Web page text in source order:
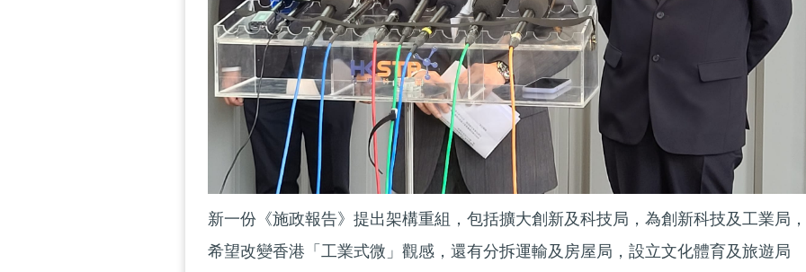
新一份《施政報告》提出架構重組，包括擴大創新及科技局，為創新科技及工業局，
希望改變香港「工業式微」觀感，還有分拆運輸及房屋局，設立文化體育及旅遊局